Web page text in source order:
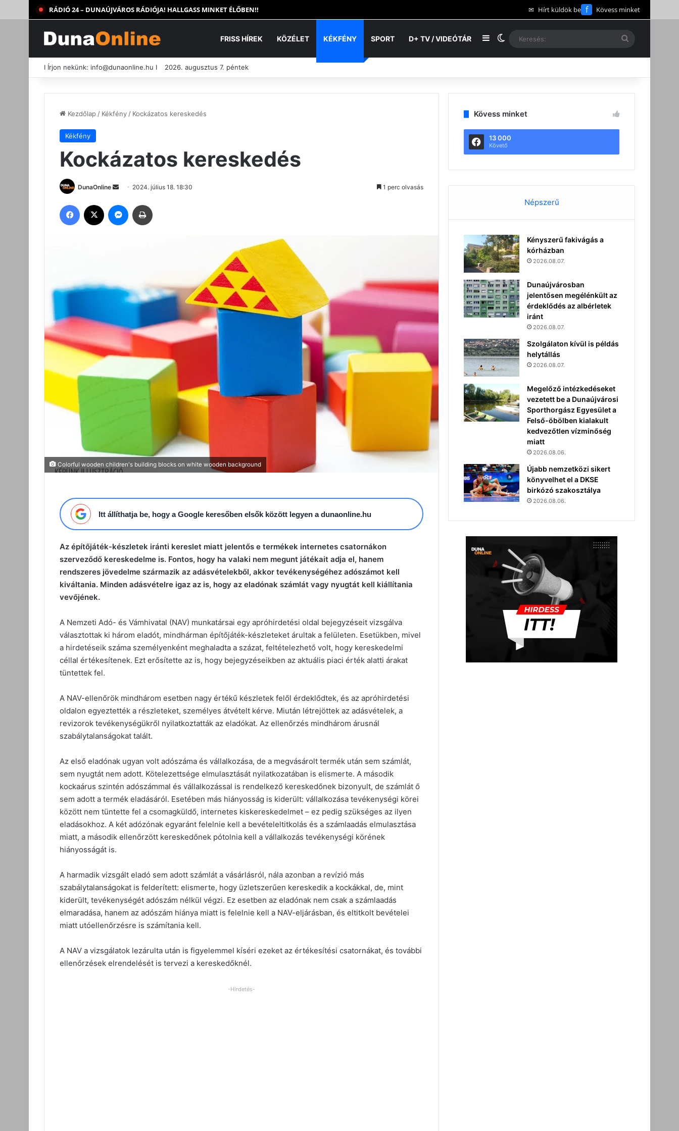
RÁDIÓ 24 – DUNAÚJVÁROS RÁDIÓJA! HALLGASS MINKET ÉLŐBEN!! ✉ Hírt küldök be f Kövess minket
FRISS HÍREK KÖZÉLET KÉKFÉNY SPORT D+ TV / VIDEÓTÁR OldalsávSwitch skin
I Írjon nekünk: info@dunaonline.hu I 2026. augusztus 7. péntek
Kezdőlap / Kékfény / Kockázatos kereskedés
Kékfény
Kockázatos kereskedés
DunaOnline
Send
email
2024. július 18. 18:30 1 perc olvasás
Facebook Messenger
Colorful wooden children's building blocks on white wooden background
Itt állíthatja be, hogy a Google keresőben elsők között legyen a dunaonline.hu
Az építőjáték-készletek iránti kereslet miatt jelentős e termékek internetes csatornákon
szerveződő kereskedelme is. Fontos, hogy ha valaki nem megunt játékait adja el, hanem
rendszeres jövedelme származik az adásvételekből, akkor tevékenységéhez adószámot kell
kiváltania. Minden adásvételre igaz az is, hogy az eladónak számlát vagy nyugtát kell kiállítania
vevőjének.
A Nemzeti Adó- és Vámhivatal (NAV) munkatársai egy apróhirdetési oldal bejegyzéseit vizsgálva
választottak ki három eladót, mindhárman építőjáték-készleteket árultak a felületen. Esetükben, mivel
a hirdetéseik száma személyenként meghaladta a százat, feltételezhető volt, hogy kereskedelmi
céllal értékesítenek. Ezt erősítette az is, hogy bejegyzéseikben az aktuális piaci érték alatti árakat
tüntettek fel.
A NAV-ellenőrök mindhárom esetben nagy értékű készletek felől érdeklődtek, és az apróhirdetési
oldalon egyeztették a részleteket, személyes átvételt kérve. Miután létrejöttek az adásvételek, a
revizorok tevékenységükről nyilatkoztatták az eladókat. Az ellenőrzés mindhárom árusnál
szabálytalanságokat talált.
Az első eladónak ugyan volt adószáma és vállalkozása, de a megvásárolt termék után sem számlát,
sem nyugtát nem adott. Kötelezettsége elmulasztását nyilatkozatában is elismerte. A második
kockaárus szintén adószámmal és vállalkozással is rendelkező kereskedőnek bizonyult, de számlát ő
sem adott a termék eladásáról. Esetében más hiányosság is kiderült: vállalkozása tevékenységi körei
között nem tüntette fel a csomagküldő, internetes kiskereskedelmet – ez pedig szükséges az ilyen
eladásokhoz. A két adózónak egyaránt felelnie kell a bevételeltitkolás és a számlaadás elmulasztása
miatt, a második ellenőrzött kereskedőnek pótolnia kell a vállalkozás tevékenységi körének
hiányosságát is.
A harmadik vizsgált eladó sem adott számlát a vásárlásról, nála azonban a revízió más
szabálytalanságokat is felderített: elismerte, hogy üzletszerűen kereskedik a kockákkal, de, mint
kiderült, tevékenységét adószám nélkül végzi. Ez esetben az eladónak nem csak a számlaadás
elmaradása, hanem az adószám hiánya miatt is felelnie kell a NAV-eljárásban, és eltitkolt bevételei
miatt utóellenőrzésre is számítania kell.
A NAV a vizsgálatok lezárulta után is figyelemmel kíséri ezeket az értékesítési csatornákat, és további
ellenőrzések elrendelését is tervezi a kereskedőknél.
-Hirdetés-
Kövess minket
13 000
Követő
Népszerű
Kényszerű fakivágás a
kórházban
2026.08.07.
Dunaújvárosban
jelentősen megélénkült az
érdeklődés az albérletek
iránt
2026.08.07.
Szolgálaton kívül is példás
helytállás
2026.08.07.
Megelőző intézkedéseket
vezetett be a Dunaújvárosi
Sporthorgász Egyesület a
Felső-öbölben kialakult
kedvezőtlen vízminőség
miatt
2026.08.06.
Újabb nemzetközi sikert
könyvelhet el a DKSE
birkózó szakosztálya
2026.08.06.